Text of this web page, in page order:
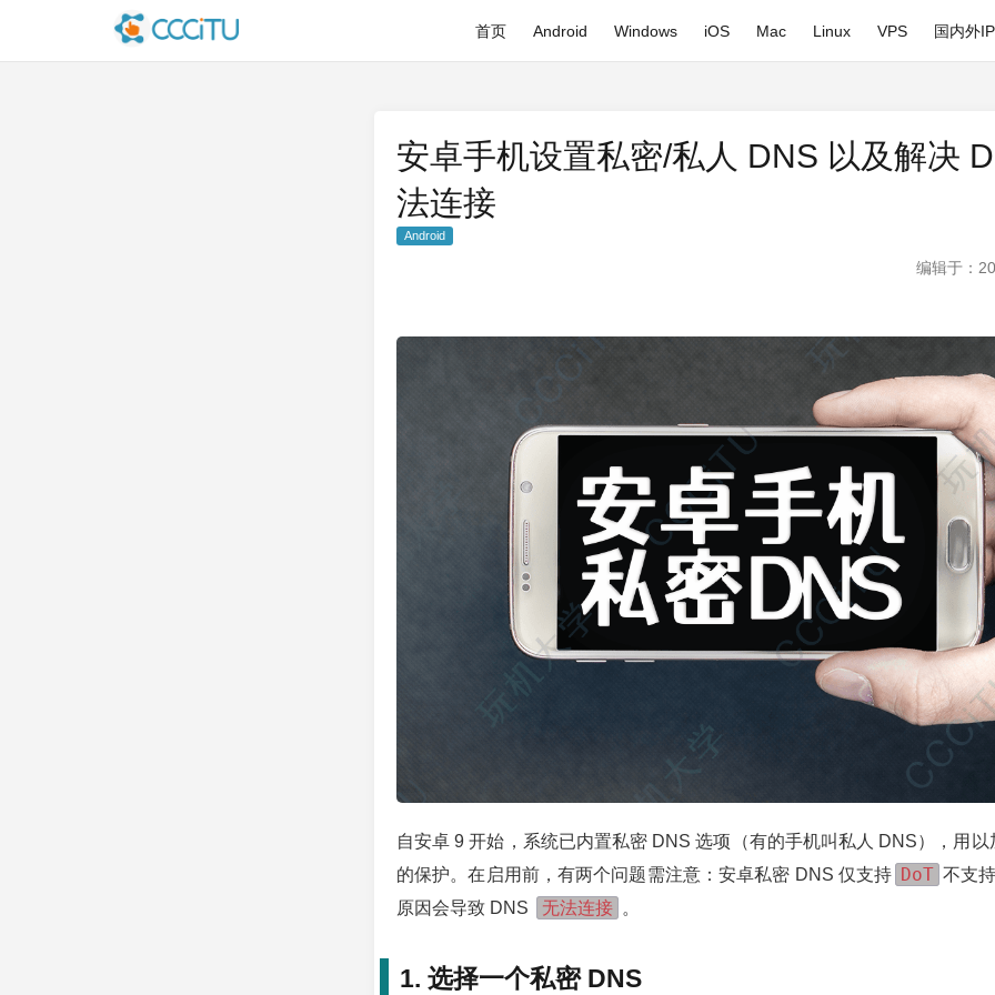
首页 Android Windows iOS Mac Linux VPS 国内外
安卓手机设置私密/私人 DNS 以及解决
法连接
Android
编辑于：
自安卓 9 开始，系统已内置私密 DNS 选项（有的手机叫私人 DNS），用以
的保护。在启用前，有两个问题需注意：安卓私密 DNS 仅支持 DoT 不支
原因会导致 DNS
无法连接 。
1. 选择一个私密 DNS